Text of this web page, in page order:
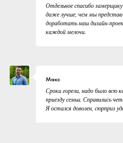
Отдельное спасибо
даже лучше, чем мы
доработать наш дизайн-
каждой мелочи.
Макс
Сроки горели, надо было всю
приезду семьи. Справились
Я остался доволен, сюрприз